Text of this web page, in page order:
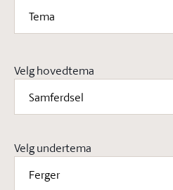
Tema
Velg hovedtema
Samferdsel
Velg undertema
Ferger